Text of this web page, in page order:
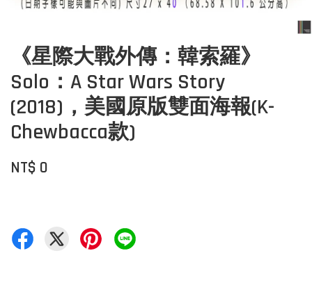
《星際大戰外傳：韓索羅》
Solo：A Star Wars Story
(2018)，美國原版雙面海報(K-
Chewbacca款)
NT$ 0